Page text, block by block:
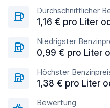
Durchschnittlicher
1,16 € pro Liter
Niedrigster
0,99 € pro Liter
Höchster
1,38 € pro Liter
Bewertung